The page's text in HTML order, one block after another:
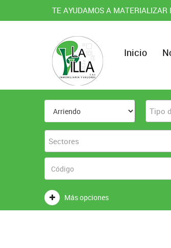
TE AYUDAMOS A MATERIALIZAR
Inicio
Tipo
Sectores
Más opciones